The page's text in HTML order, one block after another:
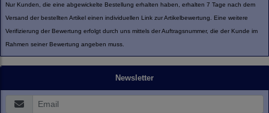
Nur Kunden, die eine abgewickelte Bestellung erhalten haben, erhalten 7 Tage nach dem
Versand der bestellten Artikel einen individuellen Link zur Artikelbewertung. Eine weitere
Verifizierung der Bewertung erfolgt durch uns mittels der Auftragsnummer, die der Kunde im
Rahmen seiner Bewertung angeben muss.
Newsletter